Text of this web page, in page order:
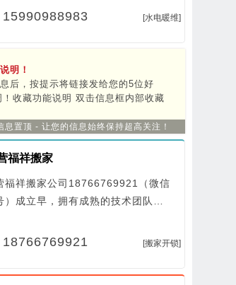
15990988983 [水电暖维]
明！
后，按提示将链接发给您的5位好
收藏功能说明 双击信息框内部收藏
藏。点击头部【我的收藏】查看。 更
击 操作->管理->更新，信息自动提升
登录信息网 登录后管理、发布、更
接收留言。
息置顶 - 让您的信息始终保持超高关注！
福祥搬家
福祥搬家公司18766769921（微信
）成立早，拥有成熟的技术团队…
18766769921 [搬家开锁]